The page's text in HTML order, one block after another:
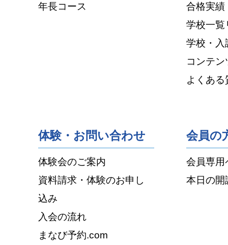
年長コース
合格実績
学校一覧
学校・入
コンテン
よくある
体験・お問い合わせ
体験会のご案内
資料請求・体験のお申し
込み
入会の流れ
まなび予約.com
会員の
会員専用
本日の開